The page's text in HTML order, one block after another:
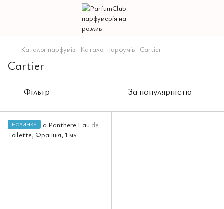
Каталог парфумів Каталог парфумів Cartier
Cartier
Фільтр За популярністю
НОВИНКА